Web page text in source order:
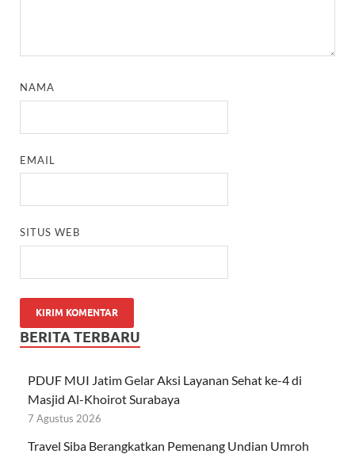
NAMA
EMAIL
SITUS WEB
BERITA TERBARU
PDUF MUI Jatim Gelar Aksi Layanan Sehat ke-4 di
Masjid Al-Khoirot Surabaya
7 Agustus 2026
Travel Siba Berangkatkan Pemenang Undian Umroh